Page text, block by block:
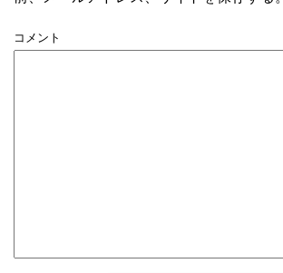
コメント